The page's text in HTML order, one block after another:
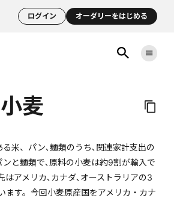
ログイン オーダリーをはじめる
麦
米、パン､麺類のうち､関連家計支出の
と麺類で､原料の小麦は約9割が輸入で
はアメリカ､カナダ､オーストラリアの3
ます。今回小麦原産国をアメリカ・カナ